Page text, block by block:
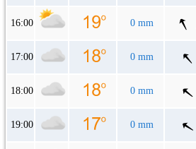
16:00 0 mm
17:00 0 mm
18:00 0 mm
19:00 0 mm